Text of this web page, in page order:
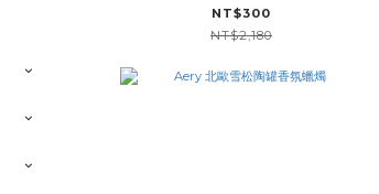
NT$300
NT$2,180